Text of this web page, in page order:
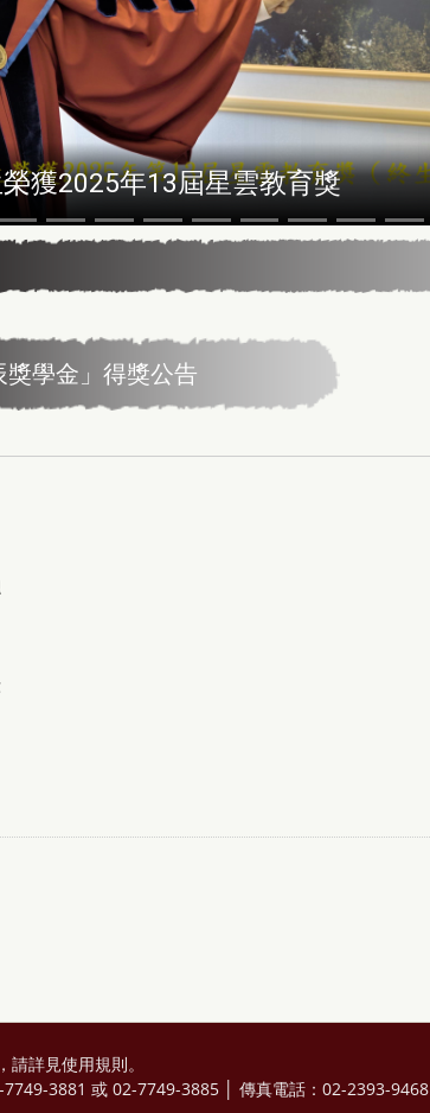
獲2025年13屆星雲教育獎
獎學金」得獎公告
請詳見使用規則。
3881 或 02-7749-3885 │ 傳真電話：02-2393-9468